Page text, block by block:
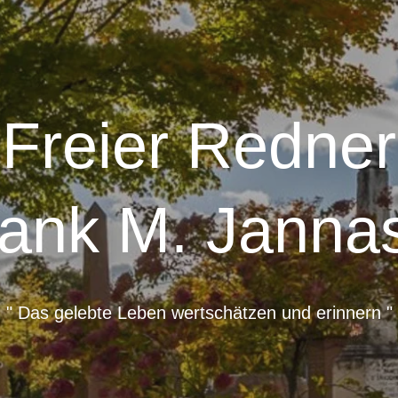
Freier Redner
M.
" Das gelebte Leben wertschätzen und erinnern "